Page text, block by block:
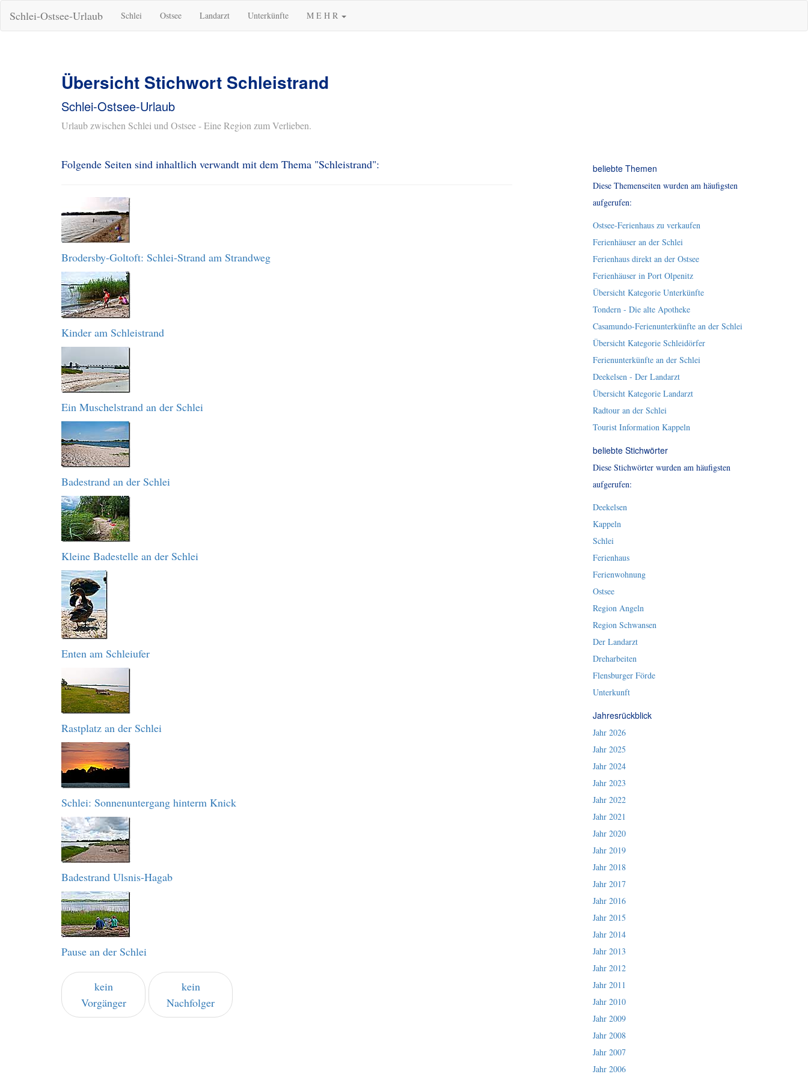
Schlei-Ostsee-Urlaub Schlei Ostsee Landarzt Unterkünfte M E H R
Übersicht Stichwort Schleistrand
Schlei-Ostsee-Urlaub
Urlaub zwischen Schlei und Ostsee - Eine Region zum Verlieben.
Folgende Seiten sind inhaltlich verwandt mit dem Thema "Schleistrand":
Brodersby-Goltoft: Schlei-Strand am Strandweg
Kinder am Schleistrand
Ein Muschelstrand an der Schlei
Badestrand an der Schlei
Kleine Badestelle an der Schlei
Enten am Schleiufer
Rastplatz an der Schlei
Schlei: Sonnenuntergang hinterm Knick
Badestrand Ulsnis-Hagab
Pause an der Schlei
kein
Vorgänger
kein
Nachfolger
beliebte Themen
Diese Themenseiten wurden am häufigsten
aufgerufen:
Ostsee-Ferienhaus zu verkaufen
Ferienhäuser an der Schlei
Ferienhaus direkt an der Ostsee
Ferienhäuser in Port Olpenitz
Übersicht Kategorie Unterkünfte
Tondern - Die alte Apotheke
Casamundo-Ferienunterkünfte an der Schlei
Übersicht Kategorie Schleidörfer
Ferienunterkünfte an der Schlei
Deekelsen - Der Landarzt
Übersicht Kategorie Landarzt
Radtour an der Schlei
Tourist Information Kappeln
beliebte Stichwörter
Diese Stichwörter wurden am häufigsten
aufgerufen:
Deekelsen
Kappeln
Schlei
Ferienhaus
Ferienwohnung
Ostsee
Region Angeln
Region Schwansen
Der Landarzt
Dreharbeiten
Flensburger Förde
Unterkunft
Jahresrückblick
Jahr 2026
Jahr 2025
Jahr 2024
Jahr 2023
Jahr 2022
Jahr 2021
Jahr 2020
Jahr 2019
Jahr 2018
Jahr 2017
Jahr 2016
Jahr 2015
Jahr 2014
Jahr 2013
Jahr 2012
Jahr 2011
Jahr 2010
Jahr 2009
Jahr 2008
Jahr 2007
Jahr 2006